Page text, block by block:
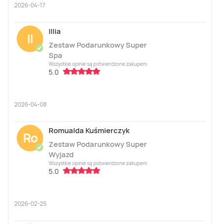
2026-04-17
Il
✔
Illia
Zestaw Podarunkowy Super
Spa
Wszystkie opinie są potwierdzone zakupem
5.0
2026-04-08
Ro
✔
Romualda Kuśmierczyk
Zestaw Podarunkowy Super
Wyjazd
Wszystkie opinie są potwierdzone zakupem
5.0
2026-02-25